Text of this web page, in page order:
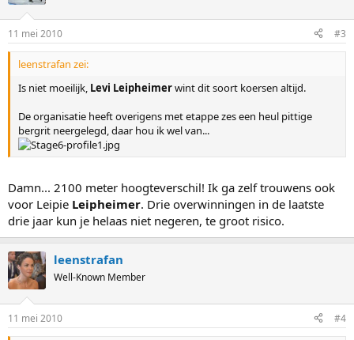
11 mei 2010 #3
leenstrafan zei:
Is niet moeilijk, Levi Leipheimerwint dit soort koersen altijd.
De organisatie heeft overigens met etappe zes een heul pittige
bergrit neergelegd, daar hou ik wel van...
Damn... 2100 meter hoogteverschil! Ik ga zelf trouwens ook
voor Leipie Leipheimer. Drie overwinningen in de laatste
drie jaar kun je helaas niet negeren, te groot risico.
leenstrafan
Well-Known Member
11 mei 2010 #4